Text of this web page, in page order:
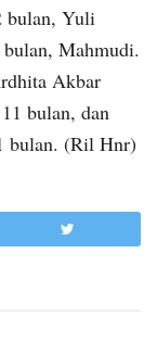
bulan, Yuli
Mahmudi.
Akbar
bulan, dan
bulan. (Ril Hnr)